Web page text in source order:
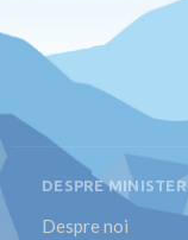
DESPRE MINISTER
Despre noi